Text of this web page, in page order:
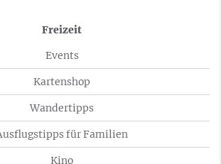
Freizeit
Events
Kartenshop
Wandertipps
für Familien
Kino